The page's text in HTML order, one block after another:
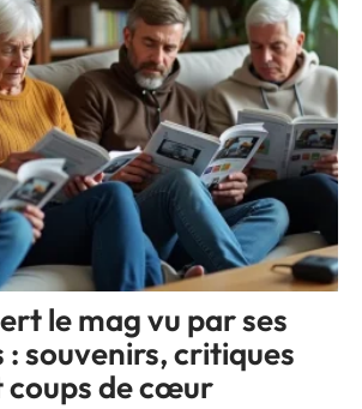
le mag vu par ses
: souvenirs, critiques
coups de cœur